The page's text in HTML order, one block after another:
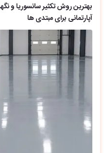
بهترین روش تکثیر سانسوریا و
آپارتمانی برای مبتدی ها